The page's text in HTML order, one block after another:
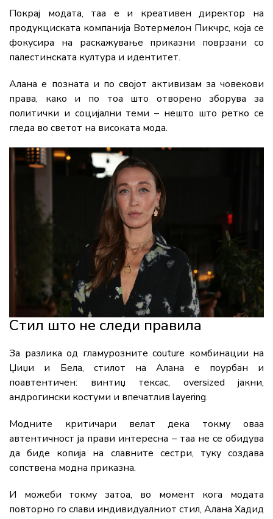
Покрај модата, таа е и креативен директор на
продукциската компанија Вотермелон Пикчрс, која се
фокусира на раскажување приказни поврзани со
палестинската култура и идентитет.
Алана е позната и по својот активизам за човекови
права, како и по тоа што отворено зборува за
политички и социјални теми – нешто што ретко се
гледа во светот на високата мода.
Стил што не следи правила
За разлика од гламурозните couture комбинации на
Џиџи и Бела, стилот на Алана е поурбан и
поавтентичен: винтиџ тексас, oversized јакни,
андрогински костуми и впечатлив layering.
Модните критичари велат дека токму оваа
автентичност ја прави интересна – таа не се обидува
да биде копија на славните сестри, туку создава
сопствена модна приказна.
И можеби токму затоа, во момент кога модата
повторно го слави индивидуалниот стил, Алана Хадид